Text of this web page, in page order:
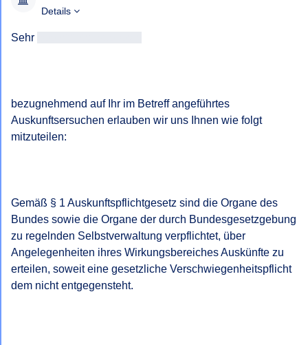
Details
Sehr
bezugnehmend auf Ihr im Betreff angeführtes
Auskunftsersuchen erlauben wir uns Ihnen wie folgt
mitzuteilen:
Gemäß § 1 Auskunftspflichtgesetz sind die Organe des
Bundes sowie die Organe der durch Bundesgesetzgebung
zu regelnden Selbstverwaltung verpflichtet, über
Angelegenheiten ihres Wirkungsbereiches Auskünfte zu
erteilen, soweit eine gesetzliche Verschwiegenheitspflicht
dem nicht entgegensteht.